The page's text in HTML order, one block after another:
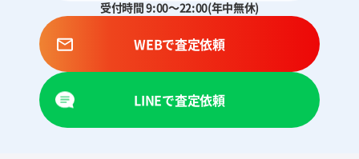
受付時間 9:00～22:00(年中無休)
WEBで査定依頼
LINEで査定依頼